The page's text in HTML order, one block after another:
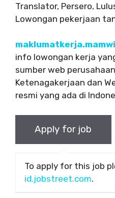
Translator, Persero,
Lowongan pekerjaan
info lowongan kerja
sumber web
Ketenagakerjaan dan
resmi yang ada di
To apply for this job
id.jobstreet.com.